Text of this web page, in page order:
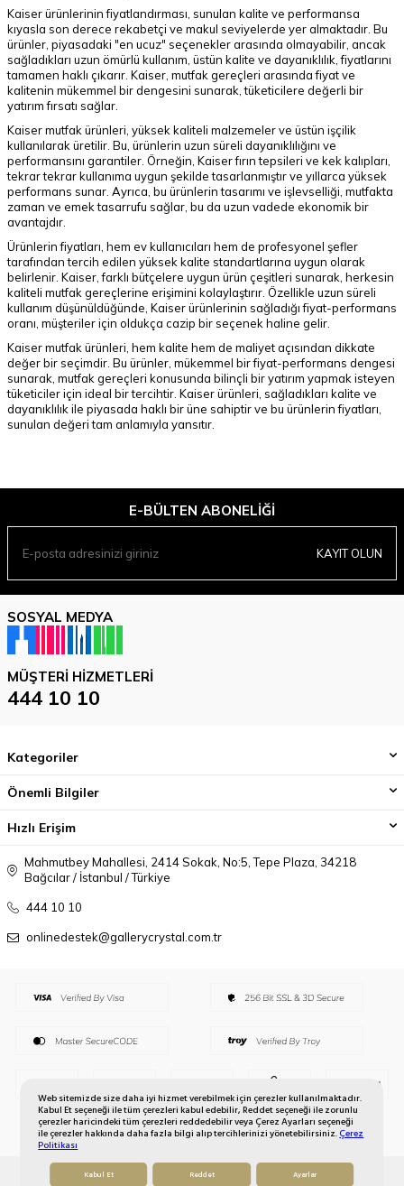
Web sitemizde size daha iyi hizmet verebilmek için çerezler kullanılmaktadır.
Kabul Et seçeneği ile tüm çerezleri kabul edebilir, Reddet seçeneği ile zorunlu
çerezler haricindeki tüm çerezleri reddedebilir veya Çerez Ayarları seçeneği
ile çerezler hakkında daha fazla bilgi alıp tercihlerinizi yönetebilirsiniz.Çerez
Politikası
Kabul Et Reddet Ayarlar
Kaiser ürünlerinin fiyatlandırması, sunulan kalite ve performansa
kıyasla son derece rekabetçi ve makul seviyelerde yer almaktadır. Bu
ürünler, piyasadaki "en ucuz" seçenekler arasında olmayabilir, ancak
sağladıkları uzun ömürlü kullanım, üstün kalite ve dayanıklılık, fiyatlarını
tamamen haklı çıkarır. Kaiser, mutfak gereçleri arasında fiyat ve
kalitenin mükemmel bir dengesini sunarak, tüketicilere değerli bir
yatırım fırsatı sağlar.
Kaiser mutfak ürünleri, yüksek kaliteli malzemeler ve üstün işçilik
kullanılarak üretilir. Bu, ürünlerin uzun süreli dayanıklılığını ve
performansını garantiler. Örneğin, Kaiser fırın tepsileri ve kek kalıpları,
tekrar tekrar kullanıma uygun şekilde tasarlanmıştır ve yıllarca yüksek
performans sunar. Ayrıca, bu ürünlerin tasarımı ve işlevselliği, mutfakta
zaman ve emek tasarrufu sağlar, bu da uzun vadede ekonomik bir
avantajdır.
Ürünlerin fiyatları, hem ev kullanıcıları hem de profesyonel şefler
tarafından tercih edilen yüksek kalite standartlarına uygun olarak
belirlenir. Kaiser, farklı bütçelere uygun ürün çeşitleri sunarak, herkesin
kaliteli mutfak gereçlerine erişimini kolaylaştırır. Özellikle uzun süreli
kullanım düşünüldüğünde, Kaiser ürünlerinin sağladığı fiyat-performans
oranı, müşteriler için oldukça cazip bir seçenek haline gelir.
Kaiser mutfak ürünleri, hem kalite hem de maliyet açısından dikkate
değer bir seçimdir. Bu ürünler, mükemmel bir fiyat-performans dengesi
sunarak, mutfak gereçleri konusunda bilinçli bir yatırım yapmak isteyen
tüketiciler için ideal bir tercihtir. Kaiser ürünleri, sağladıkları kalite ve
dayanıklılık ile piyasada haklı bir üne sahiptir ve bu ürünlerin fiyatları,
sunulan değeri tam anlamıyla yansıtır.
E-BÜLTEN ABONELIĞI
KAYIT OLUN
SOSYAL MEDYA
MÜŞTERI HIZMETLERI
444 10 10
Kategoriler
Önemli Bilgiler
Hızlı Erişim
Mahmutbey Mahallesi, 2414 Sokak, No:5, Tepe Plaza, 34218
Bağcılar / İstanbul / Türkiye
444 10 10
onlinedestek@gallerycrystal.com.tr